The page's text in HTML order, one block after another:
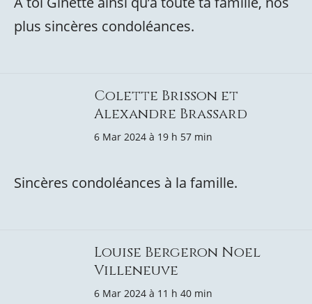
plus sincères condoléances.
Colette Brisson et
Alexandre Brassard
6 Mar 2024 à 19 h 57 min
Sincères condoléances à la famille.
Louise Bergeron Noel
Villeneuve
6 Mar 2024 à 11 h 40 min